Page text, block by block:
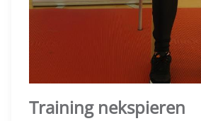
Training nekspieren